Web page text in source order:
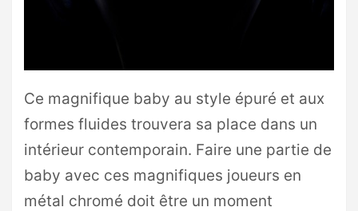
Ce magnifique baby au style épuré et aux
formes fluides trouvera sa place dans un
intérieur contemporain. Faire une partie de
baby avec ces magnifiques joueurs en
métal chromé doit être un moment